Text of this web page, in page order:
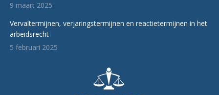
9 maart 2025
Vervaltermijnen, verjaringstermijnen en reactietermijnen in het
arbeidsrecht
5 februari 2025